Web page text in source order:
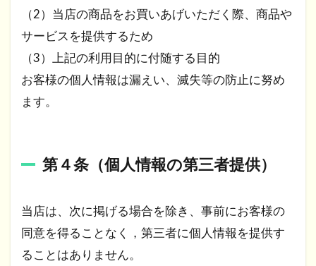
（2）当店の商品をお買いあげいただく際、商品や
サービスを提供するため
（3）上記の利用目的に付随する目的
お客様の個人情報は漏えい、滅失等の防止に努め
ます。
第４条（個人情報の第三者提供）
当店は、次に掲げる場合を除き、事前にお客様の
同意を得ることなく，第三者に個人情報を提供す
ることはありません。